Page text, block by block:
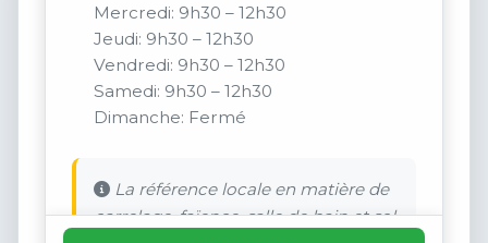
Mercredi: 9h30 – 12h30
Jeudi: 9h30 – 12h30
Vendredi: 9h30 – 12h30
Samedi: 9h30 – 12h30
Dimanche: Fermé
La référence locale en matière de
carrelage, faïence, salle de bain et sol.